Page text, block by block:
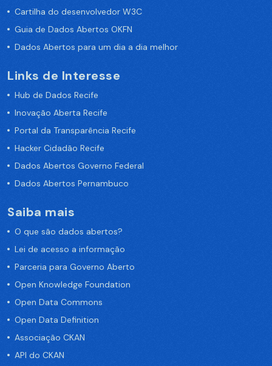
Cartilha do desenvolvedor W3C
Guia de Dados Abertos OKFN
Dados Abertos para um dia a dia melhor
Links de Interesse
Hub de Dados Recife
Inovação Aberta Recife
Portal da Transparência Recife
Hacker Cidadão Recife
Dados Abertos Governo Federal
Dados Abertos Pernambuco
Saiba mais
O que são dados abertos?
Lei de acesso a informação
Parceria para Governo Aberto
Open Knowledge Foundation
Open Data Commons
Open Data Definition
Associação CKAN
API do CKAN